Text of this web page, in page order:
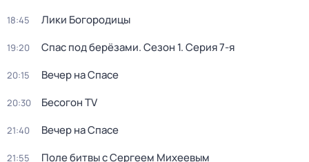
18:45 Лики Богородицы
19:20 Спас под берёзами. Сезон 1. Серия 7-я
20:15 Вечер на Спасе
20:30 Бесогон TV
21:40 Вечер на Спасе
21:55 Поле битвы с Сергеем Михеевым